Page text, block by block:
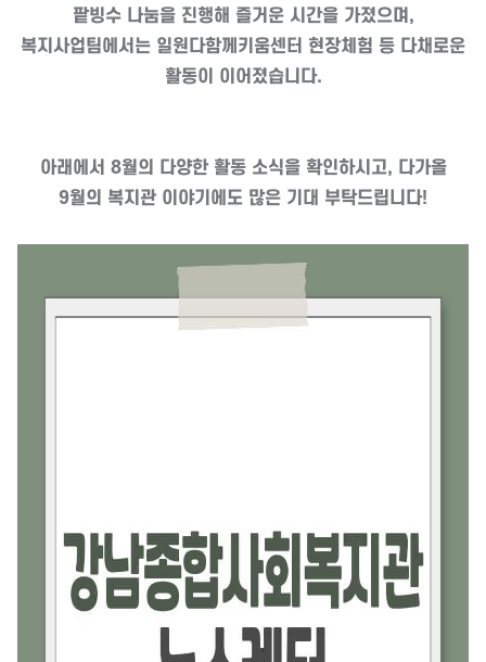
팥빙수 나눔을 진행해 즐거운 시간을 가졌으며,
복지사업팀에서는 일원다함께키움센터 현장체험 등 다채로운
활동이 이어졌습니다.
아래에서 8월의 다양한 활동 소식을 확인하시고, 다가올
9월의 복지관 이야기에도 많은 기대 부탁드립니다!